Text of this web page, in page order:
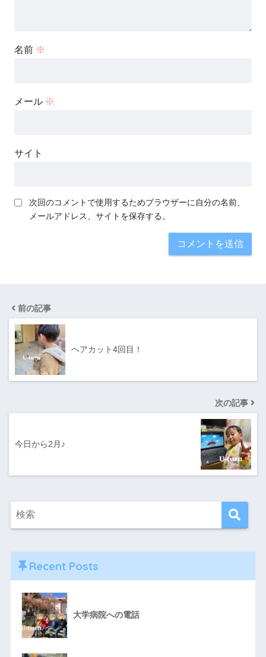
名前 ※
メール ※
サイト
次回のコメントで使用するためブラウザーに自分の名前、
メールアドレス、サイトを保存する。
前の記事
ヘアカット4回目！
次の記事
今日から2月♪
Recent Posts
大学病院への電話